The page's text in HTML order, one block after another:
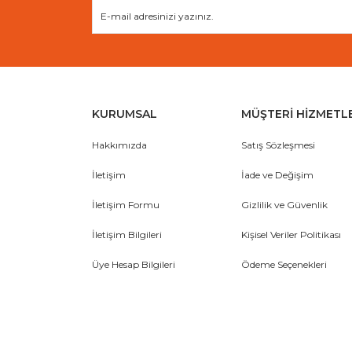
KURUMSAL
Hakkımızda
İletişim
İletişim Formu
İletişim Bilgileri
Üye Hesap Bilgileri
MÜŞTERİ
Satış Sözleşmesi
İade ve Değişim
Gizlilik ve Güvenlik
Kişisel Veriler Politikası
Ödeme Seçenekleri